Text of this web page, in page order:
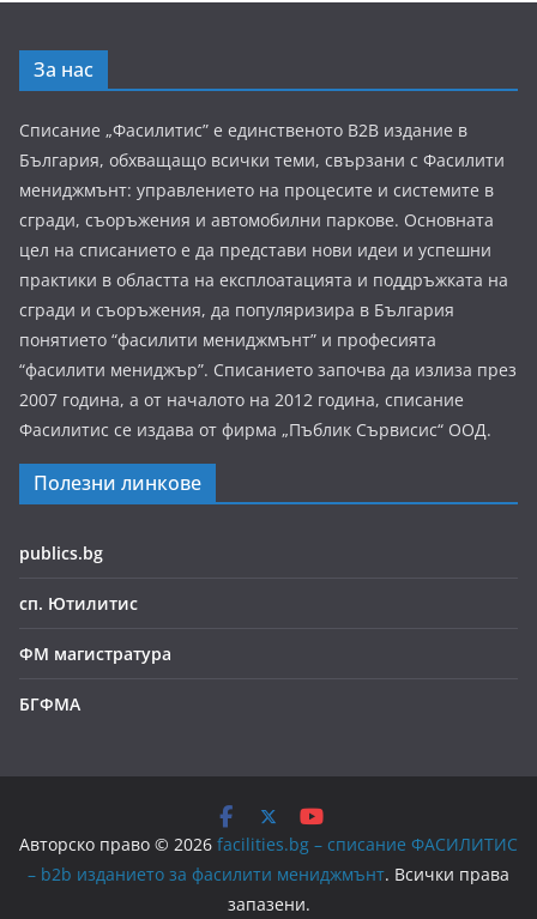
За нас
Списание „Фасилитис” е единственото B2B издание в
България, обхващащо всички теми, свързани с Фасилити
мениджмънт: управлението на процесите и системите в
сгради, съоръжения и автомобилни паркове. Основната
цел на списанието е да представи нови идеи и успешни
практики в областта на експлоатацията и поддръжката на
сгради и съоръжения, да популяризира в България
понятието “фасилити мениджмънт” и професията
“фасилити мениджър”. Списанието започва да излиза през
2007 година, а от началото на 2012 година, списание
Фасилитис се издава от фирма „Пъблик Сървисис“ ООД.
Полезни линкове
publics.bg
сп. Ютилитис
ФМ магистратура
БГФМА
Авторско право © 2026 facilities.bg – списание ФАСИЛИТИС
– b2b изданието за фасилити мениджмънт. Всички права
запазени.